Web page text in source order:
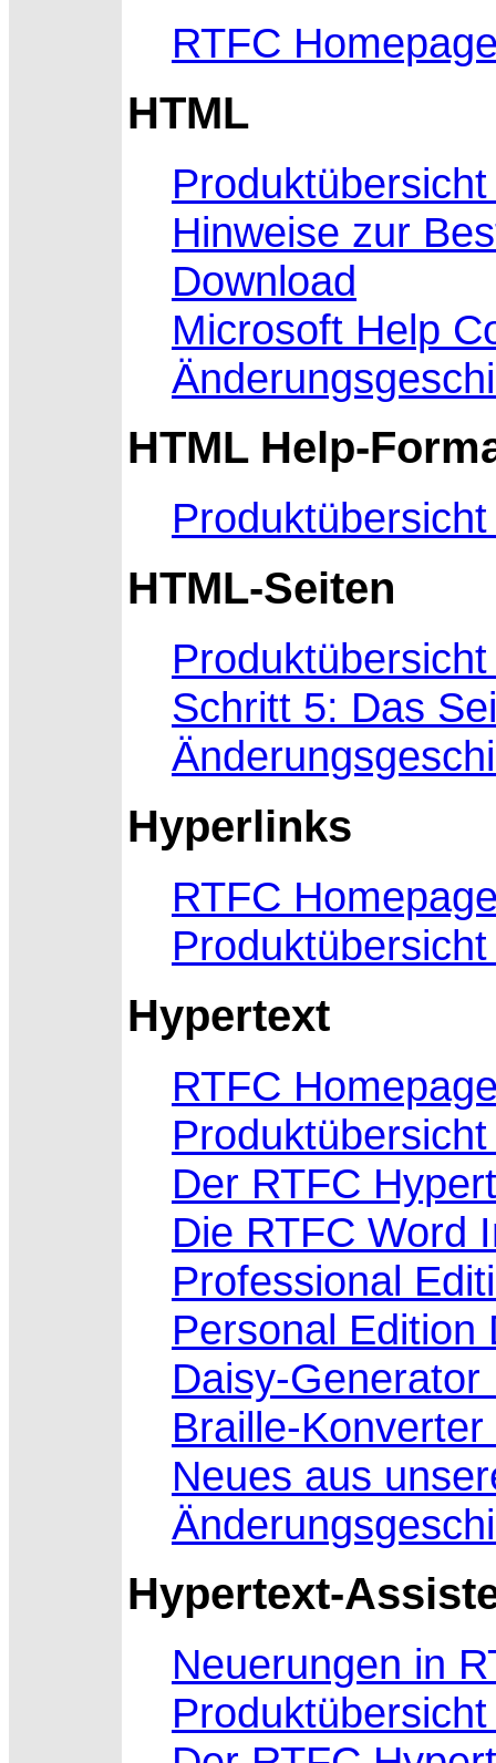
RTFC
HTML
Hinweise zur
Download
Microsoft Help
HTML Help-
HTML-Seiten
Schritt 5: Das
Hyperlinks
RTFC
Hypertext
RTFC
Der RTFC
Die RTFC Word
Professional
Personal Edition
Daisy-Generator
Braille-
Neues aus
Hypertext-
Neuerungen in